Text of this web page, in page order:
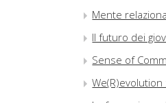
Mente
Il futuro dei
Sense of